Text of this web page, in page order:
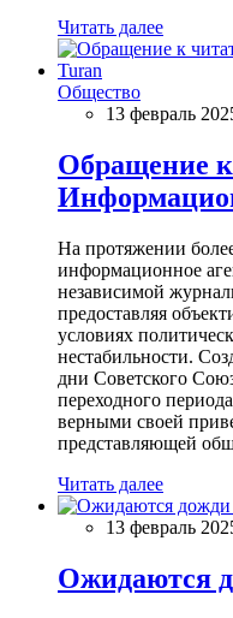
Читать далее
Общество
13 февраль
Обращение
На протяжении
информационное
независимой
предоставляя
условиях
нестабильности.
дни Советского
переходного
верными своей
представляющей
Читать далее
13 февраль
Ожидаются